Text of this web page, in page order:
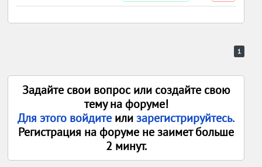
1
Задайте свои вопрос или создайте свою
тему на форуме!
Для этого войдите илизарегистрируйтесь.
Регистрация на форуме не заимет больше
2 минут.